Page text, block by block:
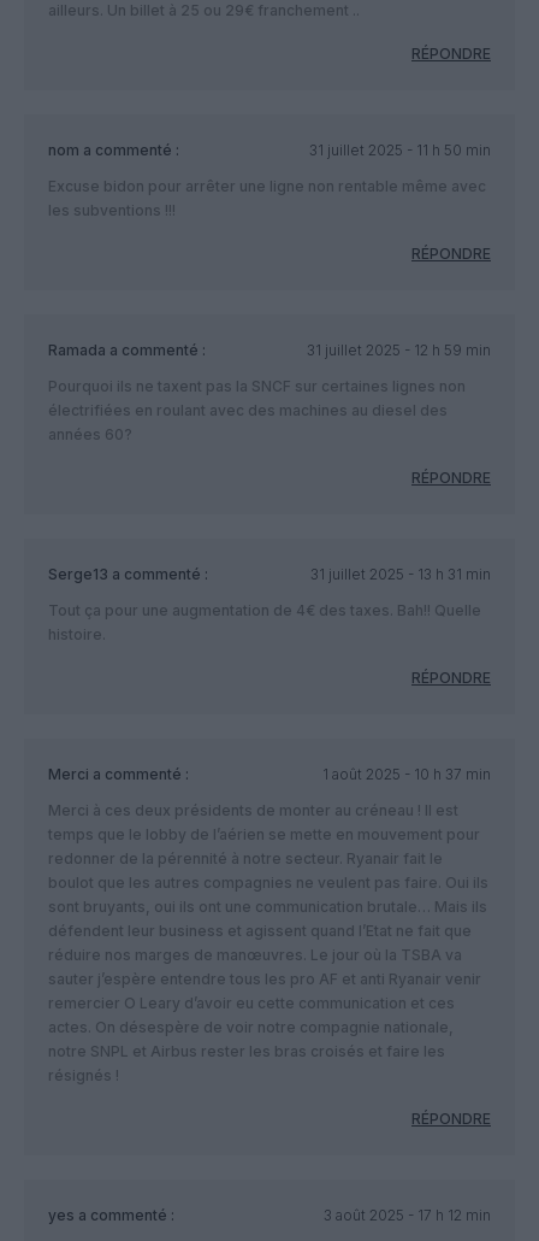
ailleurs. Un billet à 25 ou 29€ franchement ..
RÉPONDRE
nom a commenté :
31 juillet 2025 - 11 h 50 min
Excuse bidon pour arrêter une ligne non rentable même avec
les subventions !!!
RÉPONDRE
Ramada a commenté :
31 juillet 2025 - 12 h 59 min
Pourquoi ils ne taxent pas la SNCF sur certaines lignes non
électrifiées en roulant avec des machines au diesel des
années 60?
RÉPONDRE
Serge13 a commenté :
31 juillet 2025 - 13 h 31 min
Tout ça pour une augmentation de 4€ des taxes. Bah!! Quelle
histoire.
RÉPONDRE
Merci a commenté :
1 août 2025 - 10 h 37 min
Merci à ces deux présidents de monter au créneau ! Il est
temps que le lobby de l’aérien se mette en mouvement pour
redonner de la pérennité à notre secteur. Ryanair fait le
boulot que les autres compagnies ne veulent pas faire. Oui ils
sont bruyants, oui ils ont une communication brutale… Mais ils
défendent leur business et agissent quand l’Etat ne fait que
réduire nos marges de manœuvres. Le jour où la TSBA va
sauter j’espère entendre tous les pro AF et anti Ryanair venir
remercier O Leary d’avoir eu cette communication et ces
actes. On désespère de voir notre compagnie nationale,
notre SNPL et Airbus rester les bras croisés et faire les
résignés !
RÉPONDRE
yes a commenté :
3 août 2025 - 17 h 12 min